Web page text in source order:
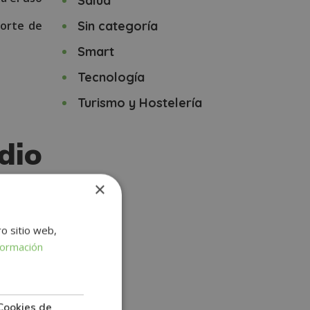
de
Sin categoría
Smart
Tecnología
Turismo y Hostelería
×
sitio web,
de